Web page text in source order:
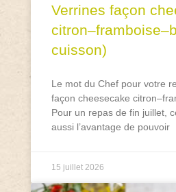
Verrines façon
cuisson)
Le mot du Chef pour votre
façon cheesecake
Pour un repas de fin juillet,
aussi l’avantage de pouvoir
15 juillet 2026